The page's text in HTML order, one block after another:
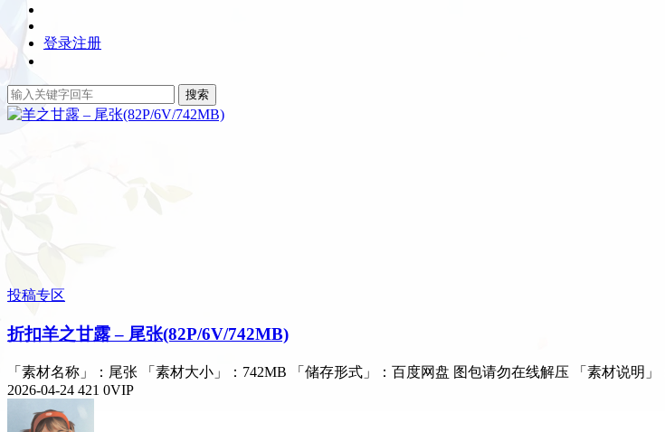
登录注册
搜索
投稿专区
折扣羊之甘露 – 尾张(82P/6V/742MB)
「素材名称」：尾张 「素材大小」：742MB 「储存形式」：百度网盘 图包请勿在线解压 「素材说明
2026-04-24 421 0VIP